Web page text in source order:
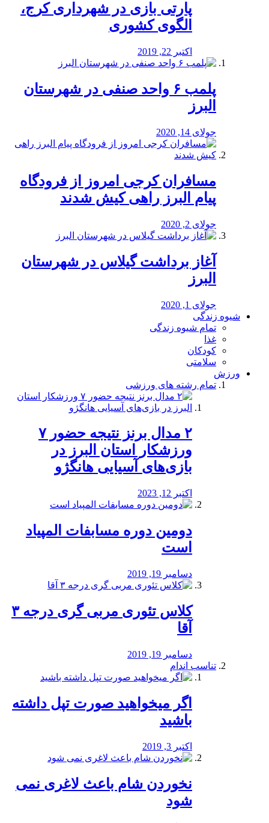
پارتی بازی در شهرداری کرج،
الگوی کشوری
اکتبر 22, 2019
پلمب ۶ واحد صنفی در شهرستان
البرز
جولای 14, 2020
مسافران کرجی امروز از فرودگاه
پیام البرز راهی کیش شدند
جولای 2, 2020
آغاز برداشت گیلاس در شهرستان
البرز
جولای 1, 2020
شیوه زندگی
تمام شیوه زندگی
غذا
کودکان
سلامتی
ورزش
تمام رشته های ورزشی
۲ مدال برنز نتیجه حضور ۷
ورزشکار استان البرز در
بازی‌های آسیایی هانگژو
اکتبر 12, 2023
دومین دوره مسابفات المپیاد
است
دسامبر 19, 2019
کلاس تئوری مربی گری درجه ۳
آقا
دسامبر 19, 2019
تناسب اندام
اگر میخواهید صورت تپل داشته
باشید
اکتبر 3, 2019
نخوردن شام باعث لاغری نمی
‌شود